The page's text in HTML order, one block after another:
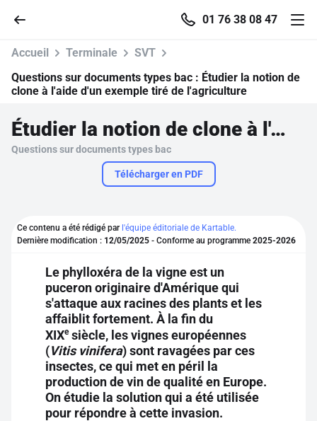
01 76 38 08 47
Parcourir
Se connecter
S'inscrire gratuitement
Pour profiter de 10 contenus offerts.
Accueil Terminale
SVT
Questions sur documents types bac : Étudier la notion de
clone à l'aide d'un exemple tiré de l'agriculture
Étudier la notion de clone à l'aide d'un exemple tiré de l'agriculture
Questions sur documents types bac
Télécharger en PDF
Ce contenu a été rédigé par l'équipe éditoriale de Kartable.
Dernière modification : 12/05/2025 - Conforme au programme 2025-2026
Le phylloxéra de la vigne est un
puceron originaire d'Amérique qui
s'attaque aux racines des plants et les
affaiblit fortement. À la fin du
XIXesiècle, les vignes européennes
(Vitis vinifera) sont ravagées par ces
insectes, ce qui met en péril la
production de vin de qualité en Europe.
On étudie la solution qui a été utilisée
pour répondre à cette invasion.